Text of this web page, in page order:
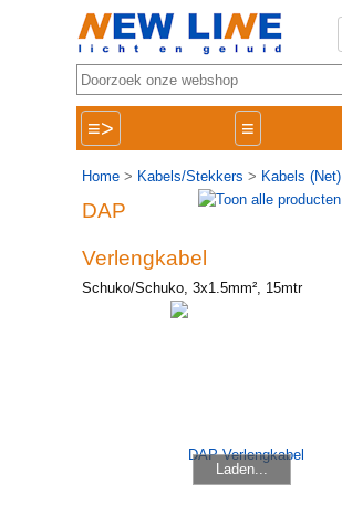
≡> ≡
Home > Kabels/Stekkers > Kabels (Net)
DAP
Verlengkabel
Schuko/Schuko, 3x1.5mm², 15mtr
Laden...